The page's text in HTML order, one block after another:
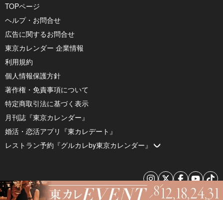
TOPページ
ヘルプ・お問合せ
広告に関するお問合せ
東京カレンダー 企業情報
利用規約
個人情報保護方針
著作権・免責事項について
特定商取引法に基づく表示
月刊誌『東京カレンダー』
婚活・恋活アプリ『東カレデート』
レストラン予約『グルカレby東京カレンダー』
© 2026 by Tokyo Calendar, Inc.